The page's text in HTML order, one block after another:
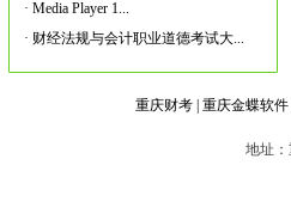
· Media Player 1...
· 财经法规与会计职业道德考试大...
重庆财考 重庆金蝶软件
地址